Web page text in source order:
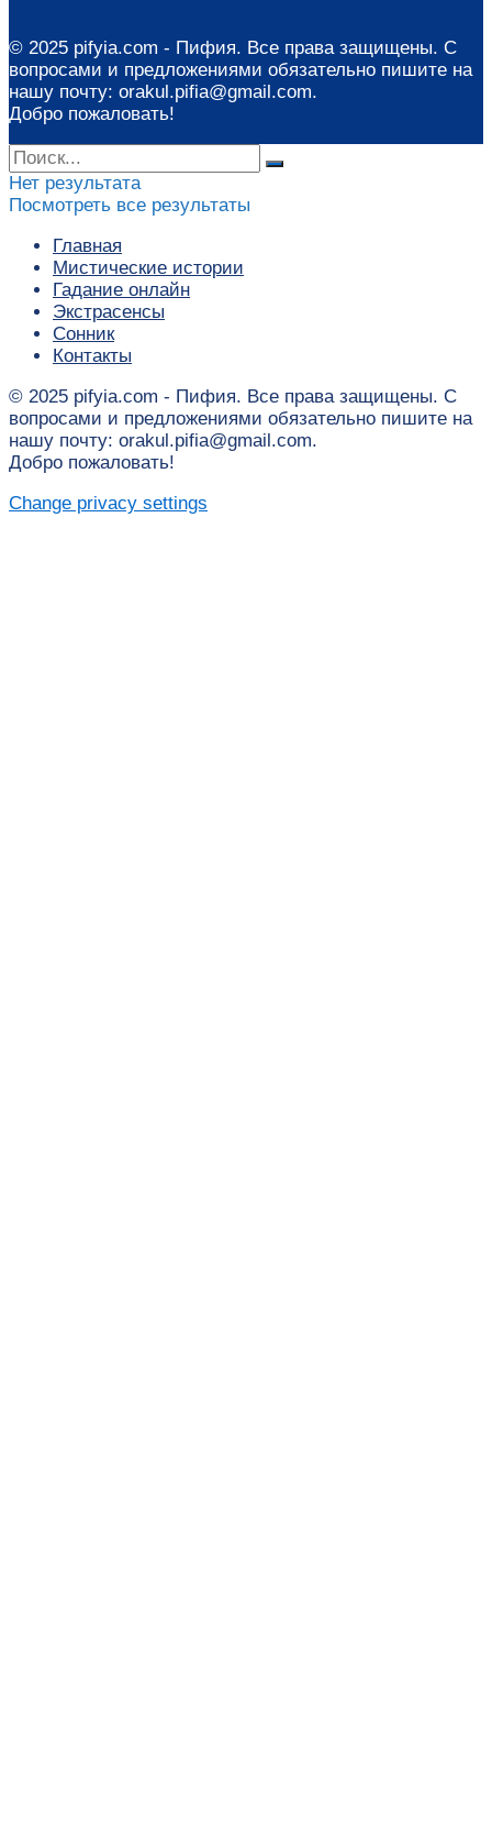
© 2025 pifyia.com - Пифия. Все права защищены. С
вопросами и предложениями обязательно пишите на
нашу почту: orakul.pifia@gmail.com.
Добро пожаловать!
Нет результата
Посмотреть все результаты
Главная
Мистические истории
Гадание онлайн
Экстрасенсы
Сонник
Контакты
© 2025 pifyia.com - Пифия. Все права защищены. С
вопросами и предложениями обязательно пишите на
нашу почту: orakul.pifia@gmail.com.
Добро пожаловать!
Change privacy settings